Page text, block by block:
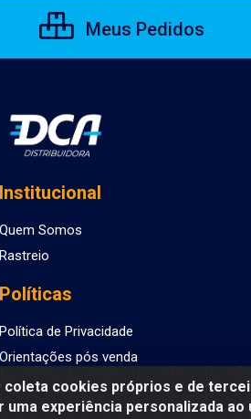
coleta cookies próprios e de
uma experiência personalizada
Meus Pedidos
Institucional
Quem Somos
Rastreio
Políticas
Política de Privacidade
Orientações pós venda